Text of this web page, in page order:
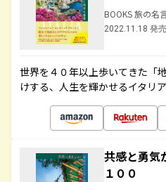
BOOKS 旅の名
2022.11.18 発売
世界を４０年以上歩いてきた「
けする、人生を輝かせるイタリ
共感と勇気
１００